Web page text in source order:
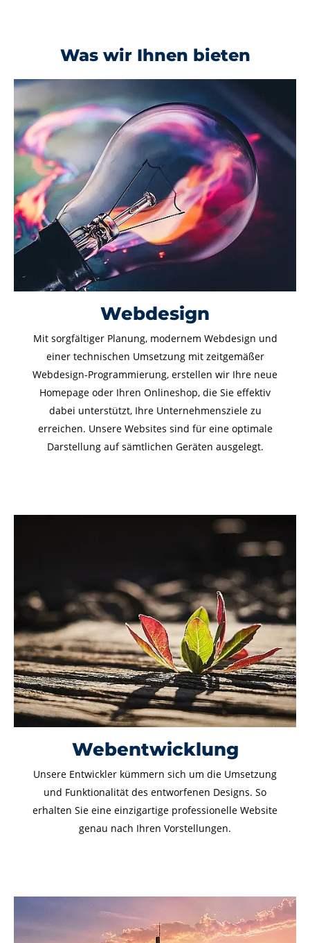
Was wir Ihnen bieten
Webdesign
Mit sorgfältiger Planung, modernem Webdesign und
einer technischen Umsetzung mit zeitgemäßer
Webdesign-Programmierung, erstellen wir Ihre neue
Homepage oder Ihren Onlineshop, die Sie effektiv
dabei unterstützt, Ihre Unternehmensziele zu
erreichen. Unsere Websites sind für eine optimale
Darstellung auf sämtlichen Geräten ausgelegt.
Webentwicklung
Unsere Entwickler kümmern sich um die Umsetzung
und Funktionalität des entworfenen Designs. So
erhalten Sie eine einzigartige professionelle Website
genau nach Ihren Vorstellungen.